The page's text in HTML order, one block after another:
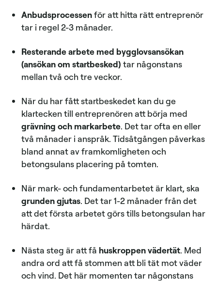
Anbudsprocessenför att hitta rätt entreprenör
tar i regel 2-3 månader.
Resterande arbete med bygglovsansökan
(ansökan om startbesked) tar någonstans
mellan två och tre veckor.
När du har fått startbeskedet kan du ge
klartecken till entreprenören att börja med
grävning och markarbete. Det tar ofta en eller
två månader i anspråk. Tidsåtgången påverkas
bland annat av framkomligheten och
betongsulans placering på tomten.
När mark- och fundamentarbetet är klart, ska
grunden gjutas. Det tar 1-2 månader från det
att det första arbetet görs tills betongsulan har
härdat.
Nästa steg är att få huskroppen vädertät. Med
andra ord att få stommen att bli tät mot väder
och vind. Det här momenten tar någonstans